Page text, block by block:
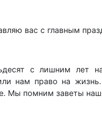
вас с главным
с лишним лет
нам право на
Мы помним заветы